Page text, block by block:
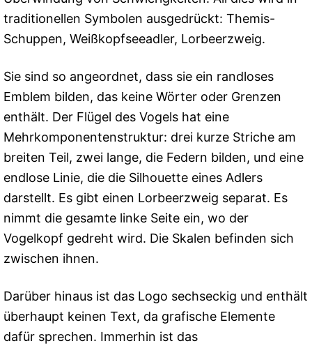
traditionellen Symbolen ausgedrückt: Themis-
Schuppen, Weißkopfseeadler, Lorbeerzweig.
Sie sind so angeordnet, dass sie ein randloses
Emblem bilden, das keine Wörter oder Grenzen
enthält. Der Flügel des Vogels hat eine
Mehrkomponentenstruktur: drei kurze Striche am
breiten Teil, zwei lange, die Federn bilden, und eine
endlose Linie, die die Silhouette eines Adlers
darstellt. Es gibt einen Lorbeerzweig separat. Es
nimmt die gesamte linke Seite ein, wo der
Vogelkopf gedreht wird. Die Skalen befinden sich
zwischen ihnen.
Darüber hinaus ist das Logo sechseckig und enthält
überhaupt keinen Text, da grafische Elemente
dafür sprechen. Immerhin ist das